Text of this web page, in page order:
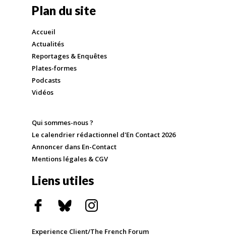
Plan du site
Accueil
Actualités
Reportages & Enquêtes
Plates-formes
Podcasts
Vidéos
Qui sommes-nous ?
Le calendrier rédactionnel d'En Contact 2026
Annoncer dans En-Contact
Mentions légales & CGV
Liens utiles
Experience Client/The French Forum